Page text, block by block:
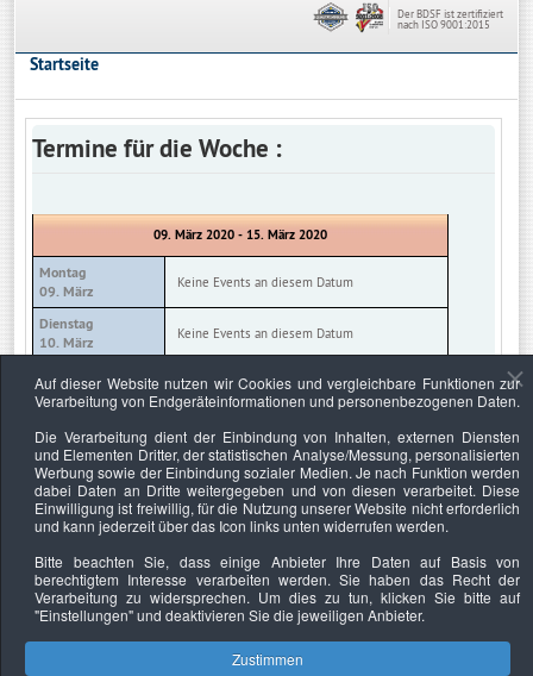
Der BDSF ist zertifiziert
nach ISO 9001:2015
Startseite
Termine für die Woche :
09. März 2020 - 15. März 2020
Montag
09. März
Keine Events an diesem Datum
Dienstag
10. März
Keine Events an diesem Datum
Mittwoch
11. März
Keine Events an diesem Datum
12. März
Keine Events an diesem Datum
Freitag
13. März
Keine Events an diesem Datum
Samstag
Sonntag
15. März
Keine Events an diesem Datum
Auf dieser Website nutzen wir Cookies und vergleichbare Funktionen zur
Verarbeitung von Endgeräteinformationen und personenbezogenen Daten.
Die Verarbeitung dient der Einbindung von Inhalten, externen Diensten
und Elementen Dritter, der statistischen Analyse/Messung, personalisierten
Werbung sowie der Einbindung sozialer Medien. Je nach Funktion werden
dabei Daten an Dritte weitergegeben und von diesen verarbeitet. Diese
Einwilligung ist freiwillig, für die Nutzung unserer Website nicht erforderlich
und kann jederzeit über das Icon links unten widerrufen werden.
Bitte beachten Sie, dass einige Anbieter Ihre Daten auf Basis von
berechtigtem Interesse verarbeiten werden. Sie haben das Recht der
Verarbeitung zu widersprechen. Um dies zu tun, klicken Sie bitte auf
"Einstellungen"und deaktivieren Sie die jeweiligen Anbieter.
Zustimmen